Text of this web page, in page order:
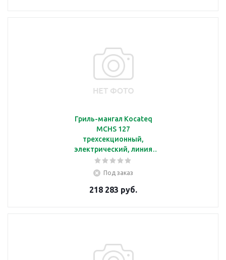
Гриль-мангал Kocateq
MCHS 127
трехсекционный,
электрический, линия
700
Под заказ
218 283 руб.